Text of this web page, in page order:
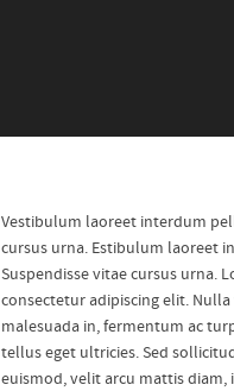
Vestibulum laoreet interdum
cursus urna. Estibulum laoreet
Suspendisse vitae cursus urna.
consectetur adipiscing elit.
malesuada in, fermentum ac
tellus eget ultricies. Sed
euismod, velit arcu mattis